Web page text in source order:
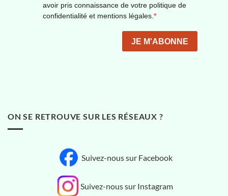
ON SE RETROUVE SUR LES RÉSEAUX ?
Suivez-nous sur Facebook
Suivez-nous sur Instagram